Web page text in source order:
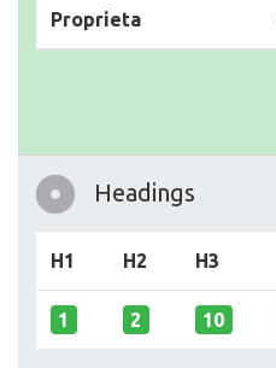
Proprieta
Headings
H1 H2 H3
1 2 10